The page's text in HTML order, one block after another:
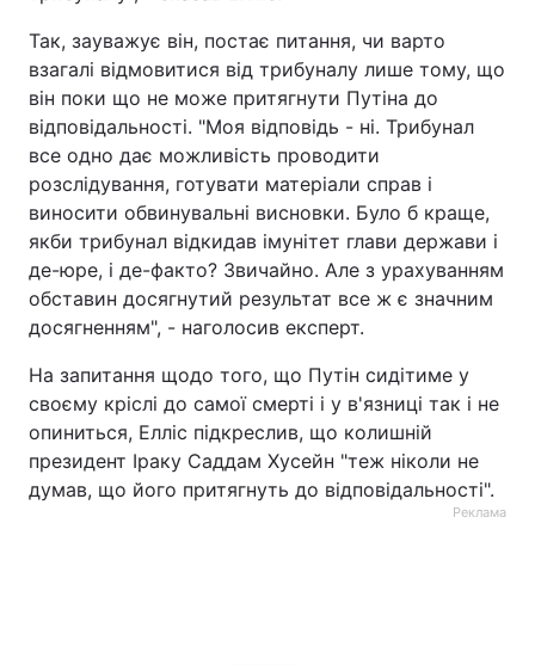
Так, зауважує він, постає питання, чи варто
взагалі відмовитися від трибуналу лише тому, що
він поки що не може притягнути Путіна до
відповідальності. "Моя відповідь - ні. Трибунал
все одно дає можливість проводити
розслідування, готувати матеріали справ і
виносити обвинувальні висновки. Було б краще,
якби трибунал відкидав імунітет глави держави і
де-юре, і де-факто? Звичайно. Але з урахуванням
обставин досягнутий результат все ж є значним
досягненням", - наголосив експерт.
На запитання щодо того, що Путін сидітиме у
своєму кріслі до самої смерті і у в'язниці так і не
опиниться, Елліс підкреслив, що колишній
президент Іраку Саддам Хусейн "теж ніколи не
думав, що його притягнуть до відповідальності".
Реклама